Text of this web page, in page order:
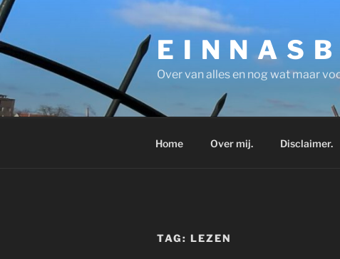
Ga
naar
de
inhoud
E I N N A S B
Over van alles en nog wat maar
Home Over mij. Disclaimer.
TAG: LEZEN